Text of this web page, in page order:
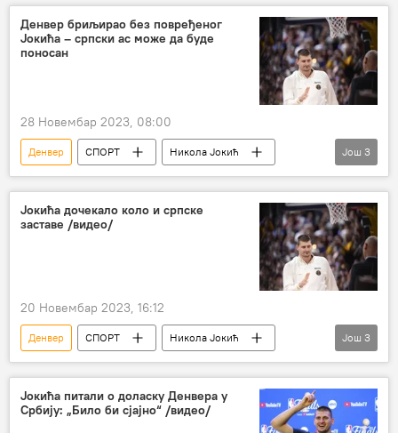
Денвер Нагетс
Денвер бриљирао без повређеног
Јокића – српски ас може да буде
поносан
28 Новембар 2023, 08:00
Денвер СПОРТ
Никола Јокић
НБА у бојама Србије
Спорт
Кошарка
Још 3
Јокића дочекало коло и српске
заставе /видео/
20 Новембар 2023, 16:12
Денвер СПОРТ
Никола Јокић
НБА у бојама Србије
Спорт
Кошарка
Још 3
Јокића питали о доласку Денвера у
Србију: „Било би сјајно“ /видео/